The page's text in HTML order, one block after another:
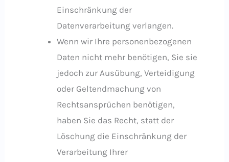
Einschränkung der
Datenverarbeitung verlangen.
Wenn wir Ihre personenbezogenen
Daten nicht mehr benötigen, Sie sie
jedoch zur Ausübung, Verteidigung
oder Geltendmachung von
Rechtsansprüchen benötigen,
haben Sie das Recht, statt der
Löschung die Einschränkung der
Verarbeitung Ihrer